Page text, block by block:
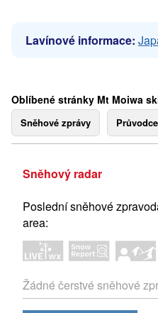
Lavínové informace:
Oblíbené stránky Mt Moiwa
Sněhové zprávy
Sněhový radar
Poslední sněhové
area:
Žádné čerstvé sněhové